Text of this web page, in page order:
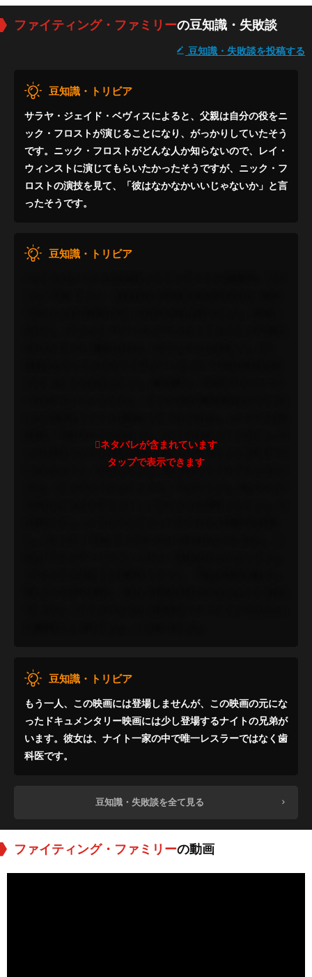
ファイティング・ファミリーの豆知識・失敗談
豆知識・失敗談を投稿する
豆知識・トリビア
サラヤ・ジェイド・ベヴィスによると、父親は自分の役をニ
ック・フロストが演じることになり、がっかりしていたそう
です。ニック・フロストがどんな人か知らないので、レイ・
ウィンストに演じてもらいたかったそうですが、ニック・フ
ロストの演技を見て、「彼はなかなかいいじゃないか」と言
ったそうです。
豆知識・トリビア
ックは私たちがこの男と訴訟を起こしていることに気づいて
いませんか？」と伝えました。目に見えてイライラしたロッ
豆知識・トリビア
もう一人、この映画には登場しませんが、この映画の元にな
ったドキュメンタリー映画には少し登場するナイトの兄弟が
います。彼女は、ナイト一家の中で唯一レスラーではなく歯
科医です。
豆知識・失敗談を全て見る
ファイティング・ファミリーの動画